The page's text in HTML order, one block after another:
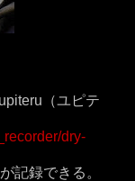
（ユピテ
dry-
記録できる。